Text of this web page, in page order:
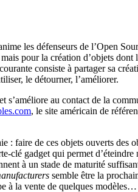
les défenseurs de l’Open
pour la création d’objets
consiste à partager sa
le détourner, l’améliorer.
s’améliore au contact de la
, le site américain de
: faire de ces objets ouverts des
clé gadget qui permet
à un stade de maturité
semble être la
à la vente de quelques modèles…